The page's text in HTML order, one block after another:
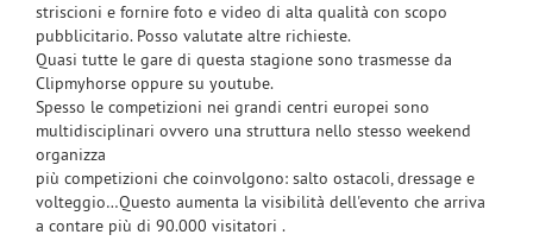
striscioni e fornire foto e video di alta qualità con scopo
pubblicitario. Posso valutate altre richieste.
Quasi tutte le gare di questa stagione sono trasmesse da
Clipmyhorse oppure su youtube.
Spesso le competizioni nei grandi centri europei sono
multidisciplinari ovvero una struttura nello stesso weekend
organizza
più competizioni che coinvolgono: salto ostacoli, dressage e
volteggio…Questo aumenta la visibilità dell'evento che arriva
a contare più di 90.000 visitatori .